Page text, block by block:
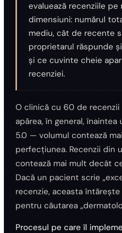
evaluează recenziile pe
dimensiuni: numărul
mediu, cât de recente
proprietarul răspunde
și ce cuvinte cheie
recenziei.
O clinică cu 60 de recenzii
apărea, în general,
5.0 — volumul contează
perfecțiunea. Recenzii din
contează mai mult decât
Dacă un pacient scrie
recenzie, aceasta
pentru căutarea
Procesul pe care îl